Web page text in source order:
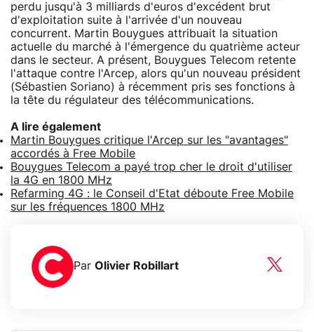
perdu jusqu'à 3 milliards d'euros d'excédent brut
d'exploitation suite à l'arrivée d'un nouveau
concurrent. Martin Bouygues attribuait la situation
actuelle du marché à l'émergence du quatrième acteur
dans le secteur. A présent, Bouygues Telecom retente
l'attaque contre l'Arcep, alors qu'un nouveau président
(Sébastien Soriano) à récemment pris ses fonctions à
la tête du régulateur des télécommunications.
A lire également
Martin Bouygues critique l'Arcep sur les "avantages"
accordés à Free Mobile
Bouygues Telecom a payé trop cher le droit d'utiliser
la 4G en 1800 MHz
Refarming 4G : le Conseil d'Etat déboute Free Mobile
sur les fréquences 1800 MHz
Par Olivier Robillart